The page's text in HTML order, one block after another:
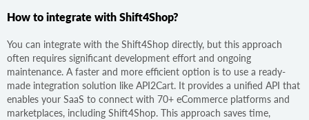
How to integrate with Shift4Shop?
You can integrate with the Shift4Shop directly, but this approach
often requires significant development effort and ongoing
maintenance. A faster and more efficient option is to use a ready-
made integration solution like API2Cart. It provides a unified API that
enables your SaaS to connect with 70+ eCommerce platforms and
marketplaces, including Shift4Shop. This approach saves time,